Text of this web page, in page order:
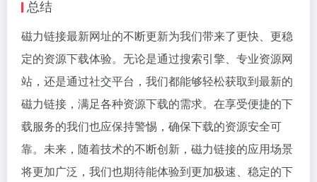
总结
磁力链接最新网址的不断更新为我们带来了更快、更稳
定的资源下载体验。无论是通过搜索引擎、专业资源网
站，还是通过社交平台，我们都能够轻松获取到最新的
磁力链接，满足各种资源下载的需求。在享受便捷的下
载服务的我们也应保持警惕，确保下载的资源安全可
靠。未来，随着技术的不断创新，磁力链接的应用场景
将更加广泛，我们也期待能体验到更加极速、稳定的下